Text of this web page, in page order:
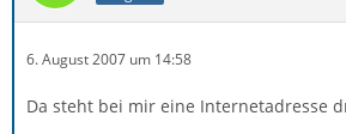
6. August 2007 um 14:58
Da steht bei mir eine Internetadresse